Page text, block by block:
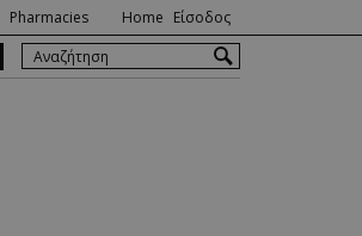
Pharmacies Home Είσοδος